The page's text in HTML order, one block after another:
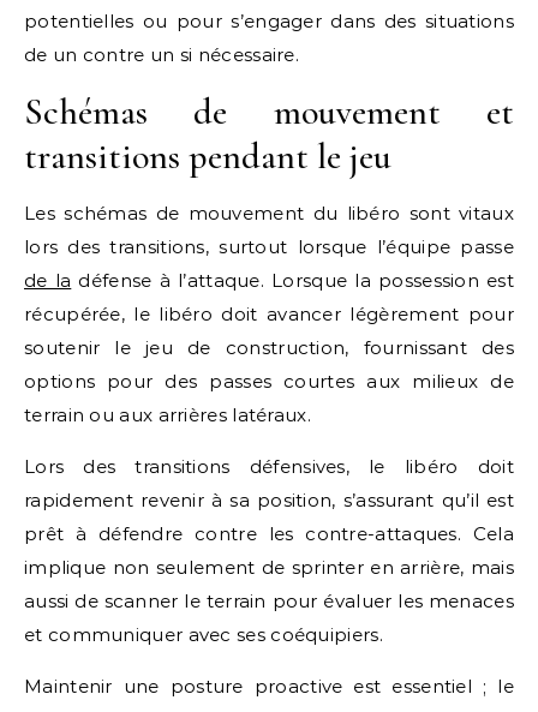
potentielles ou pour s’engager dans des situations
de un contre un si nécessaire.
Schémas de mouvement et
transitions pendant le jeu
Les schémas de mouvement du libéro sont vitaux
lors des transitions, surtout lorsque l’équipe passe
de la défense à l’attaque. Lorsque la possession est
récupérée, le libéro doit avancer légèrement pour
soutenir le jeu de construction, fournissant des
options pour des passes courtes aux milieux de
terrain ou aux arrières latéraux.
Lors des transitions défensives, le libéro doit
rapidement revenir à sa position, s’assurant qu’il est
prêt à défendre contre les contre-attaques. Cela
implique non seulement de sprinter en arrière, mais
aussi de scanner le terrain pour évaluer les menaces
et communiquer avec ses coéquipiers.
Maintenir une posture proactive est essentiel ; le